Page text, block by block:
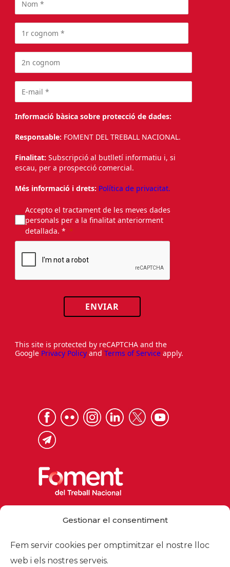
Gestionar el consentiment
Fem servir cookies per omptimitzar el nostre lloc
web i els nostres serveis.
Informació bàsica sobre protecció de dades:
Responsable: FOMENT DEL TREBALL NACIONAL.
Finalitat: Subscripció al butlletí informatiu i, si
escau, per a prospecció comercial.
Més informació i drets: Política de privacitat.
Accepto el tractament de les meves dades
personals per a la finalitat anteriorment
detallada. *
ENVIAR
This site is protected by reCAPTCHA and the
Google Privacy Policy and Terms of Service apply.
foment@foment.com